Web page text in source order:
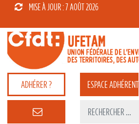
MISE À JOUR : 7 AOÛT 2026
ADHÉRER ? ESPACEADHÉRENT